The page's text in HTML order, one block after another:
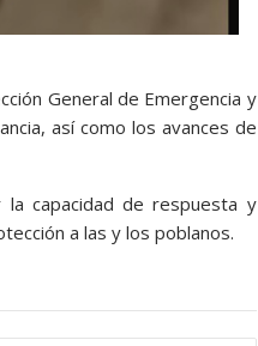
General de Emergencia y
así como los avances de
la capacidad de respuesta y
a las y los poblanos.